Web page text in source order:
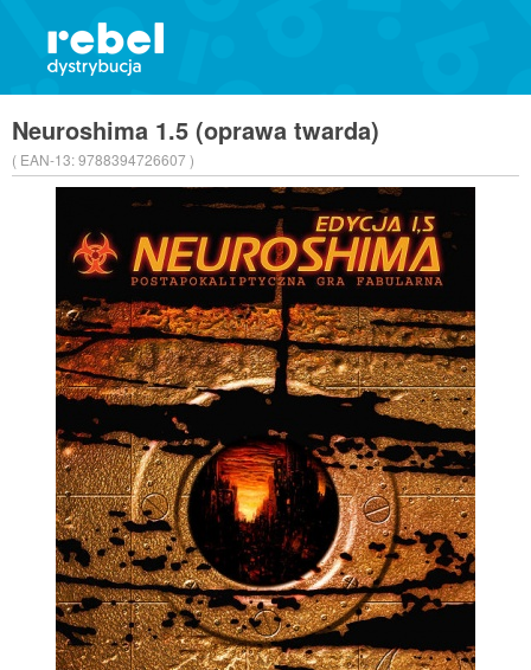
Neuroshima 1.5 (oprawa twarda)
( EAN-13:9788394726607 )